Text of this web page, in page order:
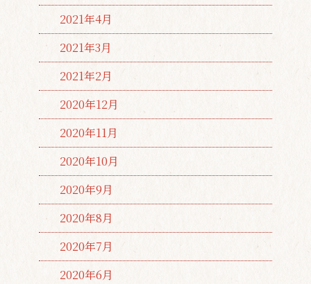
2021年4月
2021年3月
2021年2月
2020年12月
2020年11月
2020年10月
2020年9月
2020年8月
2020年7月
2020年6月